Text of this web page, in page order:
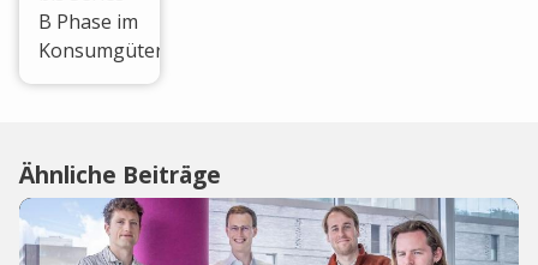
B Phase im
Konsumgüterbereich.
Ähnliche Beiträge